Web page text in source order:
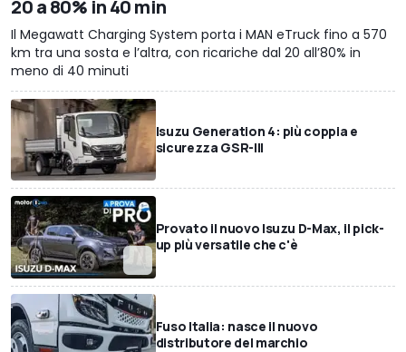
20 a 80% in 40 min
Il Megawatt Charging System porta i MAN eTruck fino a 570
km tra una sosta e l’altra, con ricariche dal 20 all’80% in
meno di 40 minuti
Isuzu Generation 4: più coppia e
sicurezza GSR-III
Provato il nuovo Isuzu D-Max, il pick-
up più versatile che c'è
Fuso Italia: nasce il nuovo
distributore del marchio